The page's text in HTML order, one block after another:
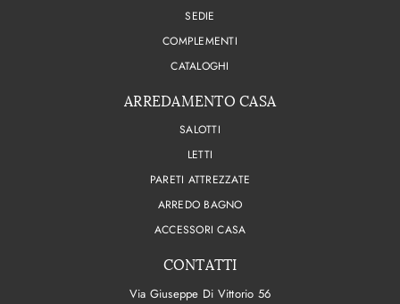
SEDIE
COMPLEMENTI
CATALOGHI
ARREDAMENTO CASA
SALOTTI
LETTI
PARETI ATTREZZATE
ARREDO BAGNO
ACCESSORI CASA
CONTATTI
Via Giuseppe Di Vittorio 56